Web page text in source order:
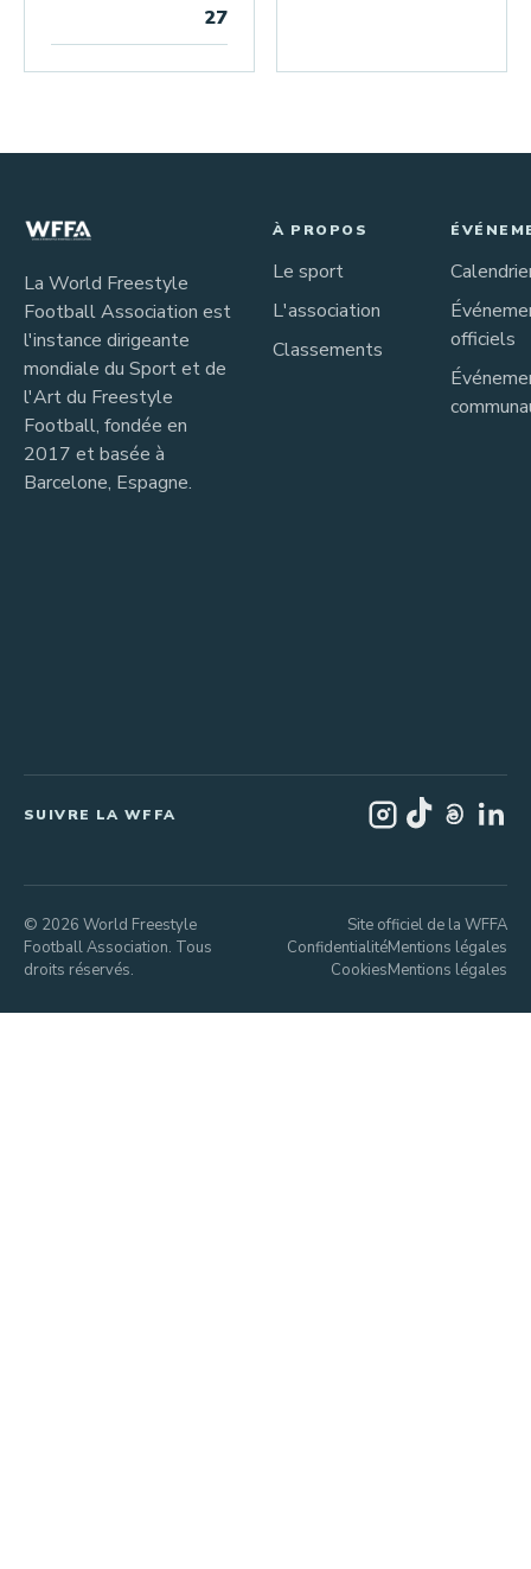
27
La World Freestyle
Football Association est
l'instance dirigeante
mondiale du Sport et de
l'Art du Freestyle
Football, fondée en
2017 et basée à
Barcelone, Espagne.
À PROPOS
Le sport
L'association
Classements
officiels
SUIVRE LA WFFA
© 2026 World Freestyle
Football Association. Tous
droits réservés.
Site officiel de la WFFA
ConfidentialitéMentions légales
CookiesMentions légales